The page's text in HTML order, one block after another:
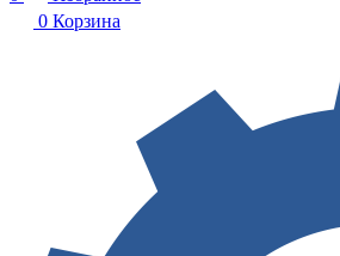
0 Корзина